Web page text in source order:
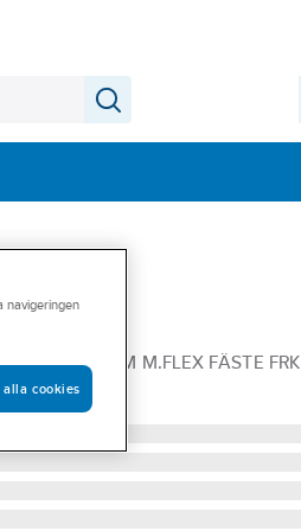
SLIM 800MM M.FLEX FÄSTE FRK
navigeringen
alla cookies